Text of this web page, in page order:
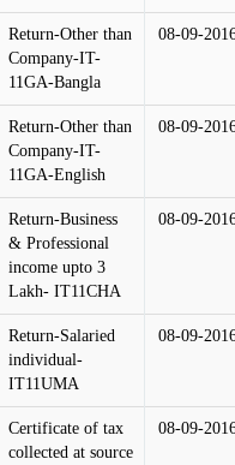
Return-Other than
Company-IT-
11GA-Bangla
08-09-
Return-Other than
Company-IT-
11GA-English
08-09-
Return-Business
& Professional
income upto 3
Lakh- IT11CHA
08-09-
Return-Salaried
individual-
IT11UMA
08-09-
Certificate of tax
collected at source
08-09-